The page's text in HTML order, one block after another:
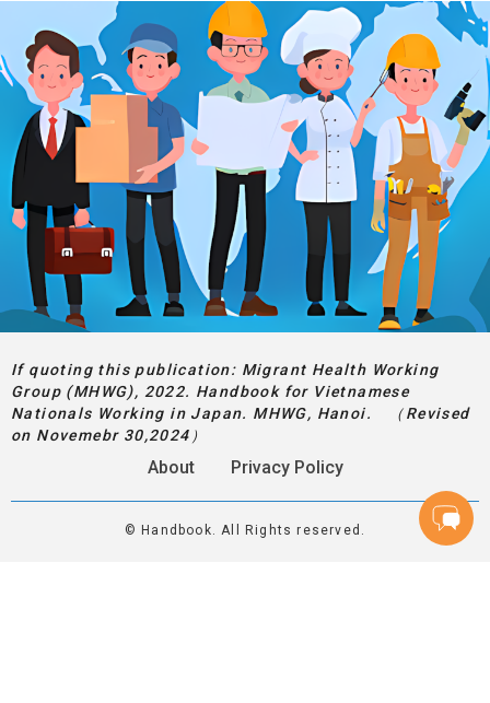
If quoting this publication: Migrant Health Working
Group (MHWG), 2022. Handbook for Vietnamese
Nationals Working in Japan. MHWG, Hanoi. （Revised
on Novemebr 30,2024）
About Privacy Policy
© Handbook. All Rights reserved.